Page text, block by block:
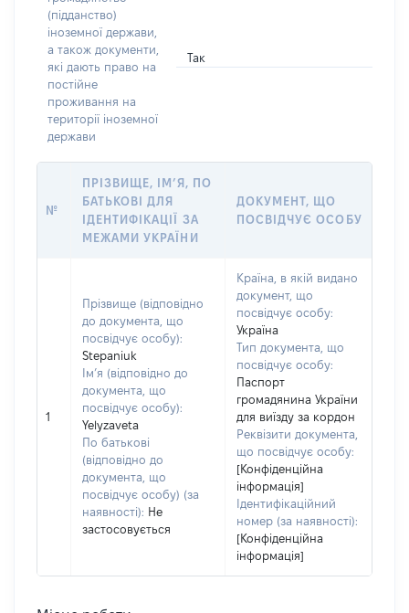
(підданство)
іноземної держави,
а також документи,
які дають право на
постійне
проживання на
території іноземної
держави
Так
№
ПРІЗВИЩЕ, ІМ’Я, ПО
БАТЬКОВІ ДЛЯ
ІДЕНТИФІКАЦІЇ ЗА
МЕЖАМИ УКРАЇНИ
ДОКУМЕНТ, ЩО
ПОСВІДЧУЄ ОСОБУ
1
Прізвище (відповідно
до документа, що
посвідчує особу):
Stepaniuk
Ім’я (відповідно до
документа, що
посвідчує особу):
Yelyzaveta
По батькові
(відповідно до
документа, що
посвідчує особу) (за
наявності): Не
застосовується
Країна, в якій видано
документ, що
посвідчує особу:
Україна
Тип документа, що
посвідчує особу:
Паспорт
громадянина України
для виїзду за кордон
Реквізити документа,
що посвідчує особу:
[Конфіденційна
інформація]
Ідентифікаційний
номер (за наявності):
[Конфіденційна
інформація]